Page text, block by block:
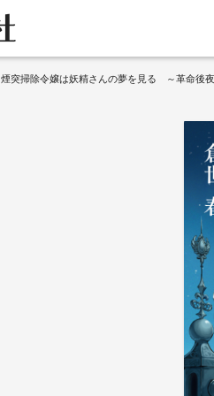
煙突掃除令嬢は妖精さんの夢を見る ～革命後